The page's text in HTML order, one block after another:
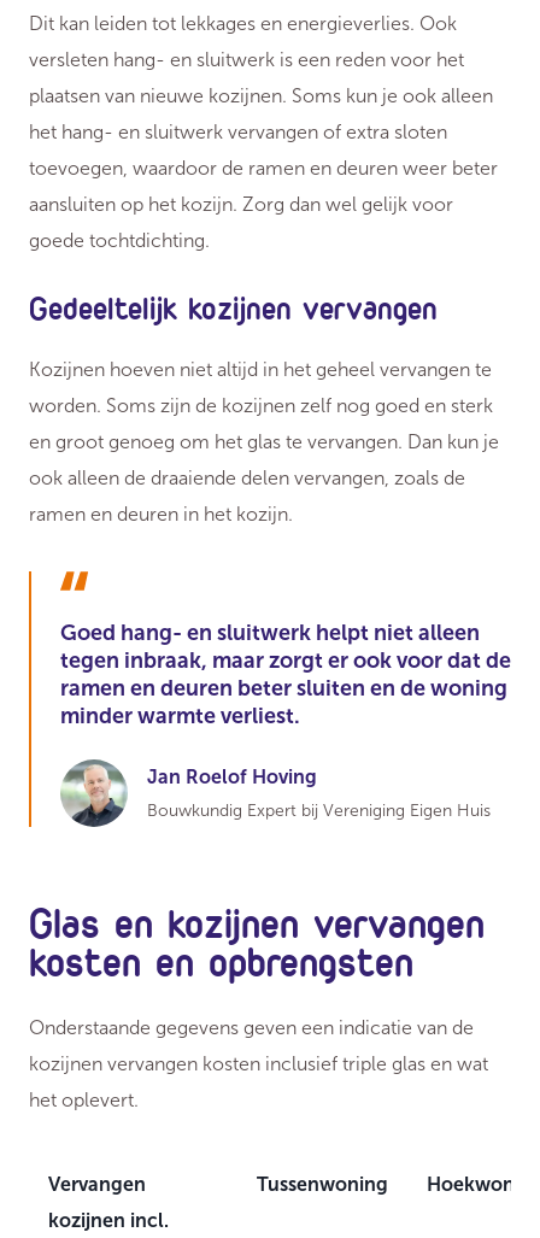
Dit kan leiden tot lekkages en energieverlies. Ook
versleten hang- en sluitwerk is een reden voor het
plaatsen van nieuwe kozijnen. Soms kun je ook alleen
het hang- en sluitwerk vervangen of extra sloten
toevoegen, waardoor de ramen en deuren weer beter
aansluiten op het kozijn. Zorg dan wel gelijk voor
goede tochtdichting.
Gedeeltelijk kozijnen vervangen
Kozijnen hoeven niet altijd in het geheel vervangen te
worden. Soms zijn de kozijnen zelf nog goed en sterk
en groot genoeg om het glas te vervangen. Dan kun je
ook alleen de draaiende delen vervangen, zoals de
ramen en deuren in het kozijn.
Goed hang- en sluitwerk helpt niet alleen
tegen inbraak, maar zorgt er ook voor dat de
ramen en deuren beter sluiten en de woning
minder warmte verliest.
Jan Roelof Hoving
Bouwkundig Expert bij Vereniging Eigen Huis
Glas en kozijnen vervangen
kosten en opbrengsten
Onderstaande gegevens geven een indicatie van de
kozijnen vervangen kosten inclusief triple glas en wat
het oplevert.
Vervangen
kozijnen incl.
Tussenwoning